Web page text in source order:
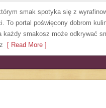
smak spotyka się z
To portal poświęcony dobrom
smakosz może odkrywać
[ Read More ]